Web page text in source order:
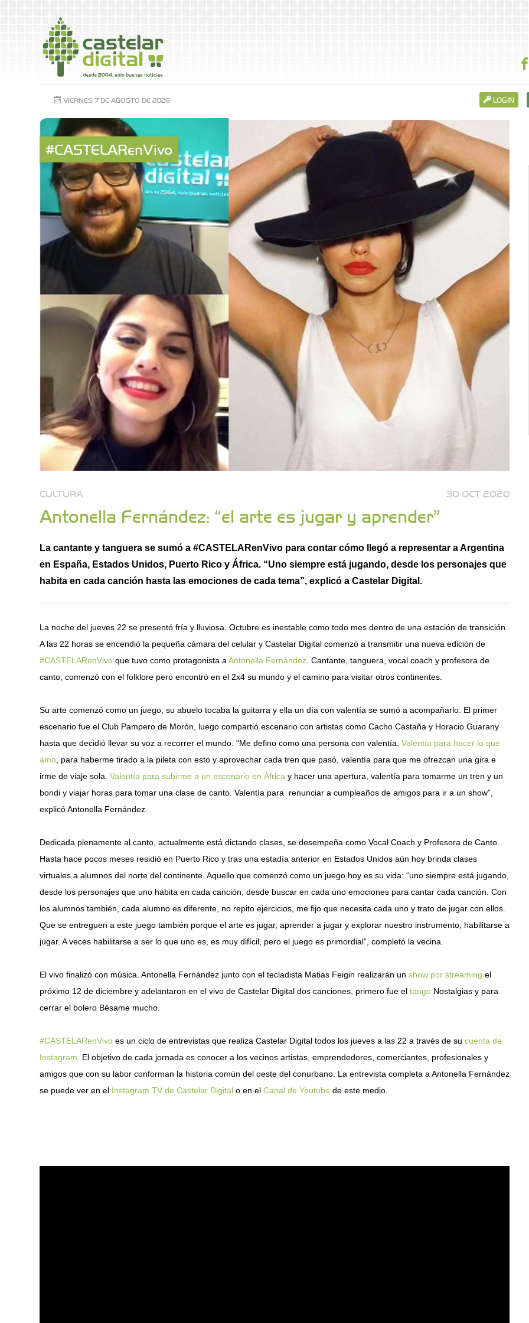
VIERNES 7 DE AGOSTO DE 2026 LOGIN
#CASTELARenVivo
CULTURA 30 OCT 2020
Antonella Fernández: “el arte es jugar y aprender”
La cantante y tanguera se sumó a #CASTELARenVivo para contar cómo llegó a representar a Argentina
en España, Estados Unidos, Puerto Rico y África. “Uno siempre está jugando, desde los personajes que
habita en cada canción hasta las emociones de cada tema”, explicó a Castelar Digital.
La noche del jueves 22 se presentó fría y lluviosa. Octubre es inestable como todo mes dentro de una estación de transición.
A las 22 horas se encendió la pequeña cámara del celular y Castelar Digital comenzó a transmitir una nueva edición de
#CASTELARenVivo que tuvo como protagonista aAntonella Fernández . Cantante, tanguera, vocal coach y profesora de
canto, comenzó con el folklore pero encontró en el 2x4 su mundo y el camino para visitar otros continentes.
Su arte comenzó como un juego, su abuelo tocaba la guitarra y ella un día con valentía se sumó a acompañarlo. El primer
escenario fue el Club Pampero de Morón, luego compartió escenario con artistas como Cacho Castaña y Horacio Guarany
hasta que decidió llevar su voz a recorrer el mundo. “Me defino como una persona con valentía.Valentía para hacer lo que
amo , para haberme tirado a la pileta con esto y aprovechar cada tren que pasó, valentía para que me ofrezcan una gira e
irme de viaje sola.Valentía para subirme a un escenario en África y hacer una apertura, valentía para tomarme un tren y un
bondi y viajar horas para tomar una clase de canto. Valentía para renunciar a cumpleaños de amigos para ir a un show”,
explicó Antonella Fernández.
Dedicada plenamente al canto, actualmente está dictando clases, se desempeña como Vocal Coach y Profesora de Canto.
Hasta hace pocos meses residió en Puerto Rico y tras una estadía anterior en Estados Unidos aún hoy brinda clases
virtuales a alumnos del norte del continente. Aquello que comenzó como un juego hoy es su vida: “uno siempre está jugando,
desde los personajes que uno habita en cada canción, desde buscar en cada uno emociones para cantar cada canción. Con
los alumnos también, cada alumno es diferente, no repito ejercicios, me fijo que necesita cada uno y trato de jugar con ellos.
Que se entreguen a este juego también porque el arte es jugar, aprender a jugar y explorar nuestro instrumento, habilitarse a
jugar. A veces habilitarse a ser lo que uno es, es muy difícil, pero el juego es primordial”, completó la vecina.
El vivo finalizó con música. Antonella Fernández junto con el tecladista Matias Feigin realizarán unshow por streaming el
próximo 12 de diciembre y adelantaron en el vivo de Castelar Digital dos canciones, primero fue eltango Nostalgias y para
cerrar el bolero Bésame mucho.
#CASTELARenVivo es un ciclo de entrevistas que realiza Castelar Digital todos los jueves a las 22 a través de sucuenta de
Instagram . El objetivo de cada jornada es conocer a los vecinos artistas, emprendedores, comerciantes, profesionales y
amigos que con su labor conforman la historia común del oeste del conurbano. La entrevista completa a Antonella Fernández
se puede ver en el Instagram TV de Castelar Digital o en elCanal de Youtube de este medio.